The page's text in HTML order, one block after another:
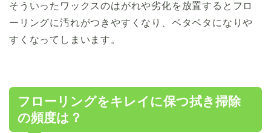
そういったワックスのはがれや劣化を放置するとフロ
ーリングに汚れがつきやすくなり、ベタベタになりや
すくなってしまいます。
フローリングをキレイに保つ拭き掃除
の頻度は？